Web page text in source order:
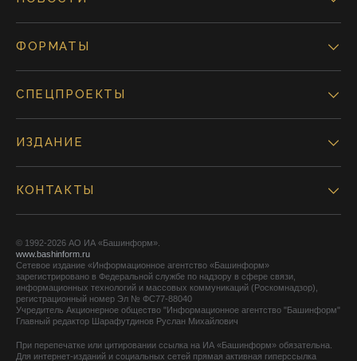
ФОРМАТЫ
СПЕЦПРОЕКТЫ
ИЗДАНИЕ
КОНТАКТЫ
© 1992-2026 АО ИА «Башинформ».
www.bashinform.ru
Сетевое издание «Информационное агентство «Башинформ»
зарегистрировано в Федеральной службе по надзору в сфере связи,
информационных технологий и массовых коммуникаций (Роскомнадзор),
регистрационный номер Эл № ФС77-88040
Учредитель Акционерное общество "Информационное агентство "Башинформ"
Главный редактор Шарафутдинов Руслан Михайлович
При перепечатке или цитировании ссылка на ИА «Башинформ» обязательна.
Для интернет-изданий и социальных сетей прямая активная гиперссылка